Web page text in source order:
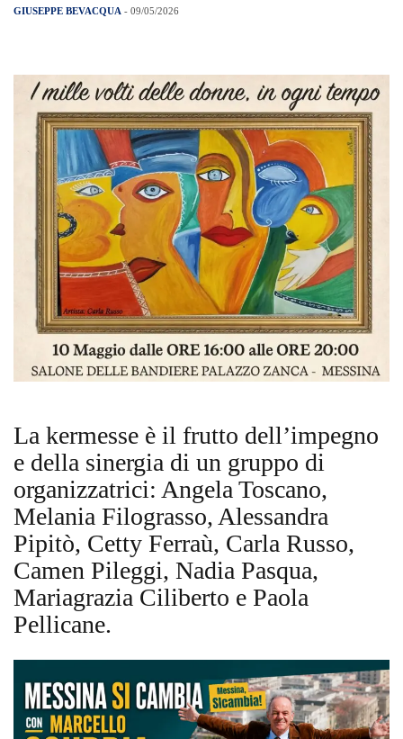
GIUSEPPE BEVACQUA - 09/05/2026
La kermesse è il frutto dell’impegno
e della sinergia di un gruppo di
organizzatrici: Angela Toscano,
Melania Filograsso, Alessandra
Pipitò, Cetty Ferraù, Carla Russo,
Camen Pileggi, Nadia Pasqua,
Mariagrazia Ciliberto e Paola
Pellicane.